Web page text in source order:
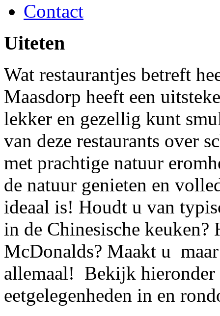
Contact
Uiteten
Wat restaurantjes betreft
Maasdorp heeft een
lekker en gezellig kunt
van deze restaurants over
met prachtige natuur
de natuur genieten en
ideaal is! Houdt u van
in de Chinesische
McDonalds? Maakt u
allemaal! Bekijk hieronder
eetgelegenheden in en